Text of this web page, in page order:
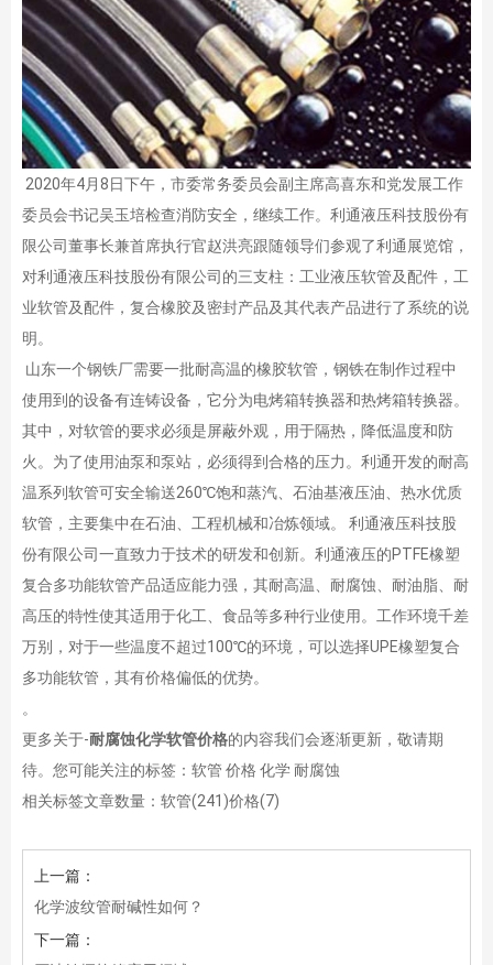
2020年4月8日下午，市委常务委员会副主席高喜东和党发展工作
委员会书记吴玉培检查消防安全，继续工作。利通液压科技股份有
限公司董事长兼首席执行官赵洪亮跟随领导们参观了利通展览馆，
对利通液压科技股份有限公司的三支柱：工业液压软管及配件，工
业软管及配件，复合橡胶及密封产品及其代表产品进行了系统的说
明。
山东一个钢铁厂需要一批耐高温的橡胶软管，钢铁在制作过程中
使用到的设备有连铸设备，它分为电烤箱转换器和热烤箱转换器。
其中，对软管的要求必须是屏蔽外观，用于隔热，降低温度和防
火。为了使用油泵和泵站，必须得到合格的压力。利通开发的耐高
温系列软管可安全输送260℃饱和蒸汽、石油基液压油、热水优质
软管，主要集中在石油、工程机械和冶炼领域。 利通液压科技股
份有限公司一直致力于技术的研发和创新。利通液压的PTFE橡塑
复合多功能软管产品适应能力强，其耐高温、耐腐蚀、耐油脂、耐
高压的特性使其适用于化工、食品等多种行业使用。工作环境千差
万别，对于一些温度不超过100℃的环境，可以选择UPE橡塑复合
多功能软管，其有价格偏低的优势。
。
更多关于-耐腐蚀化学软管价格的内容我们会逐渐更新，敬请期
待。您可能关注的标签：软管 价格 化学 耐腐蚀
相关标签文章数量： 软管(241)价格(7)
上一篇：
化学波纹管耐碱性如何？
下一篇：